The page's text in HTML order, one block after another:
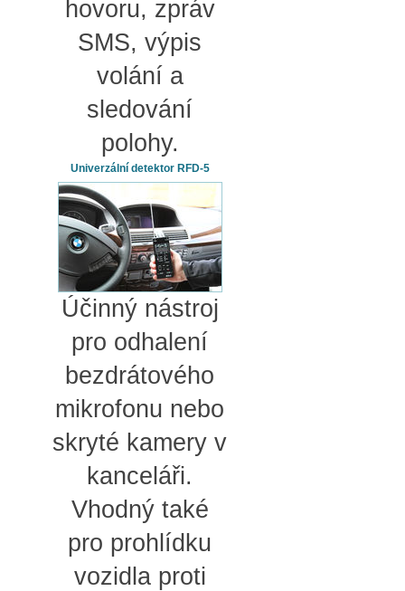
hovoru, zpráv
SMS, výpis
volání a
sledování
polohy.
Univerzální detektor RFD-5
Účinný nástroj
pro odhalení
bezdrátového
mikrofonu nebo
skryté kamery v
kanceláři.
Vhodný také
pro prohlídku
vozidla proti